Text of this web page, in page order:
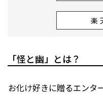
楽
「怪と幽」とは？
お化け好きに贈るエンタ